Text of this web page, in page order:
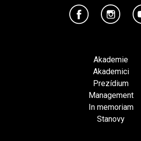
Akademie
Akademici
Prezídium
Management
In memoriam
Stanovy